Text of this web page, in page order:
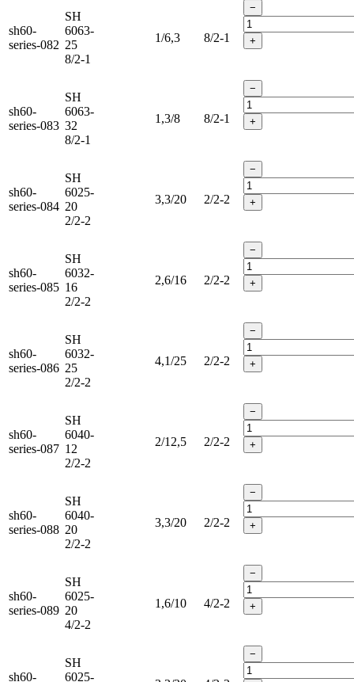
sh60-
series-082
SH
6063-
25
8/2-1
1/6,3 8/2-1
−
+
sh60-
series-083
SH
6063-
32
8/2-1
1,3/8 8/2-1
−
+
sh60-
series-084
SH
6025-
20
2/2-2
3,3/20 2/2-2
−
+
sh60-
series-085
SH
6032-
16
2/2-2
2,6/16 2/2-2
−
+
sh60-
series-086
SH
6032-
25
2/2-2
4,1/25 2/2-2
−
+
sh60-
series-087
SH
6040-
12
2/2-2
2/12,5 2/2-2
−
+
sh60-
series-088
SH
6040-
20
2/2-2
3,3/20 2/2-2
−
+
sh60-
series-089
SH
6025-
20
4/2-2
1,6/10 4/2-2
−
+
sh60-
SH
6025-
−